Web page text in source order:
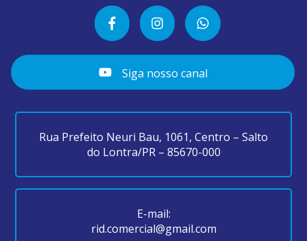
Siga nosso canal
Rua Prefeito Neuri Bau, 1061, Centro – Salto
do Lontra/PR – 85670-000
E-mail:
rid.comercial@gmail.com